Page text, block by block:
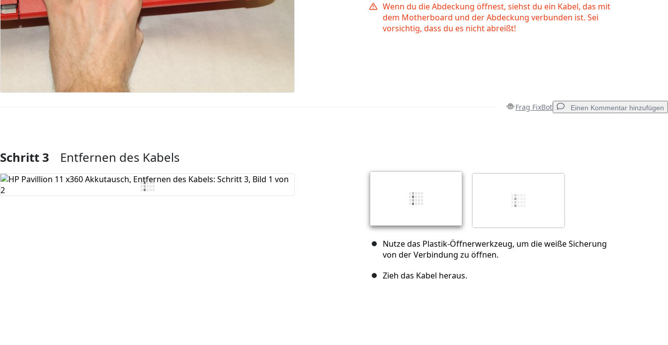
Wenn du die Abdeckung öffnest, siehst du ein Kabel, das mit
dem Motherboard und der Abdeckung verbunden ist. Sei
vorsichtig, dass du es nicht abreißt!
Frag FixBot Einen Kommentar hinzufügen
Kommentar hinzufügen
Schritt 3 Entfernen des Kabels
Nutze das Plastik-Öffnerwerkzeug, um die weiße Sicherung
von der Verbindung zu öffnen.
Zieh das Kabel heraus.